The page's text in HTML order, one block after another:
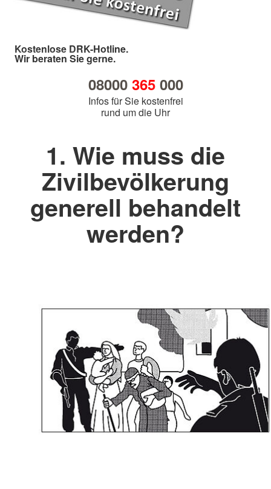
Kostenlose DRK-Hotline.
Wir beraten Sie gerne.
08000 365000
Infos für Sie kostenfrei
rund um die Uhr
1. Wie muss die
Zivilbevölkerung
generell behandelt
werden?